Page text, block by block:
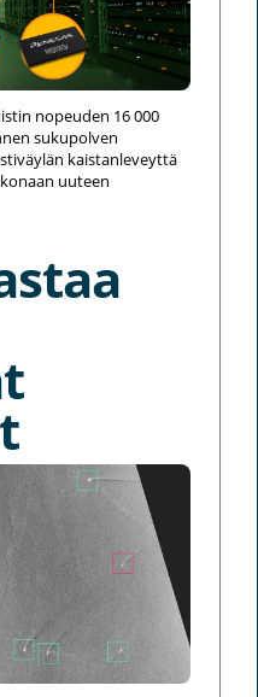
nopeuden 16 000
sukupolven
kaistanleveyttä
uuteen